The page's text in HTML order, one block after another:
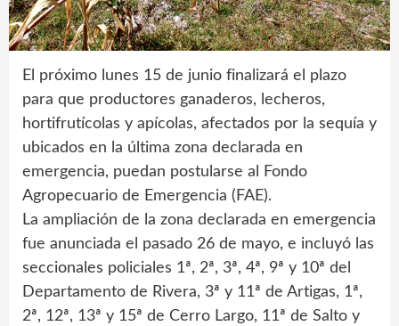
El próximo lunes 15 de junio finalizará el plazo
para que productores ganaderos, lecheros,
hortifrutícolas y apícolas, afectados por la sequía y
ubicados en la última zona declarada en
emergencia, puedan postularse al Fondo
Agropecuario de Emergencia (FAE).
La ampliación de la zona declarada en emergencia
fue anunciada el pasado 26 de mayo, e incluyó las
seccionales policiales 1ª, 2ª, 3ª, 4ª, 9ª y 10ª del
Departamento de Rivera, 3ª y 11ª de Artigas, 1ª,
2ª, 12ª, 13ª y 15ª de Cerro Largo, 11ª de Salto y